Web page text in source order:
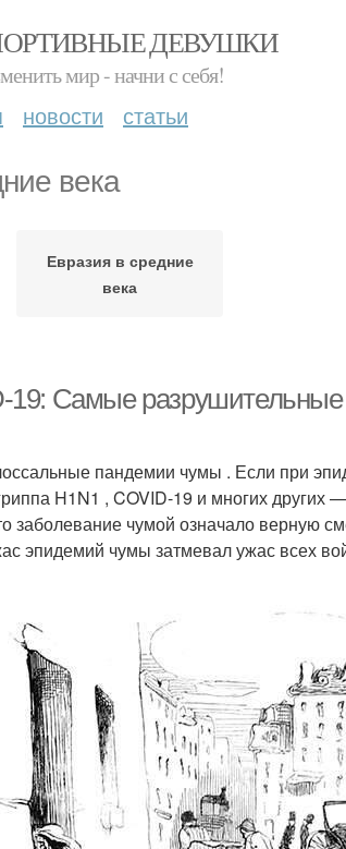
ДЕВУШКИ
мир - начни с себя!
новости статьи
века
Евразия в средние
века
Самые разрушительные
пандемии чумы . Если при
H1N1 , COVID-19 и многих
заболевание чумой означало верную
эпидемий чумы затмевал ужас всех